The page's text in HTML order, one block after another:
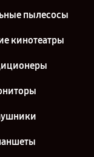
в г. Санкт-
пылесосы
кинотеатры